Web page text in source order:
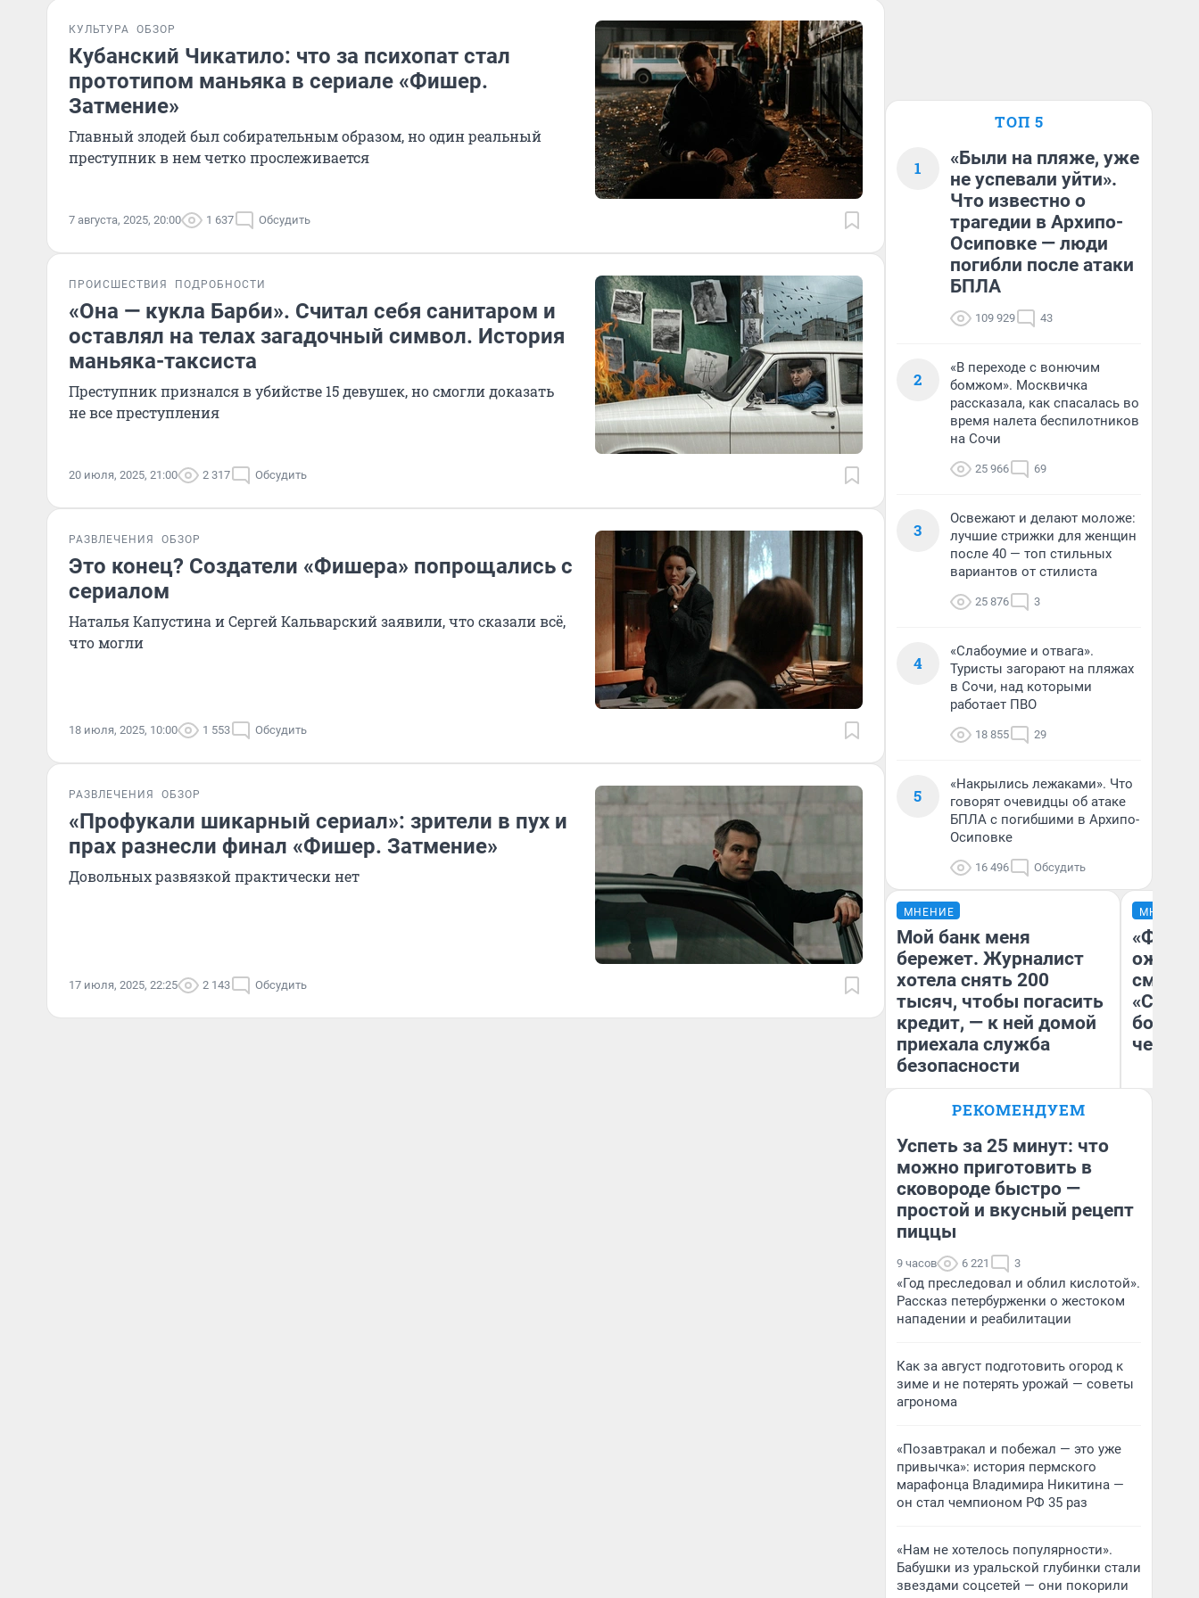
КУЛЬТУРА ОБЗОР
Кубанский Чикатило: что за психопат стал
прототипом маньяка в сериале «Фишер.
Затмение»
Главный злодей был собирательным образом, но один реальный
преступник в нем четко прослеживается
7 августа, 2025, 20:00 1 637 Обсудить
ПРОИСШЕСТВИЯ ПОДРОБНОСТИ
«Она — кукла Барби». Считал себя санитаром и
оставлял на телах загадочный символ. История
маньяка-таксиста
Преступник признался в убийстве 15 девушек, но смогли доказать
не все преступления
20 июля, 2025, 21:00 2 317 Обсудить
РАЗВЛЕЧЕНИЯ ОБЗОР
Это конец? Создатели «Фишера» попрощались с
сериалом
Наталья Капустина и Сергей Кальварский заявили, что сказали всё,
что могли
18 июля, 2025, 10:00 1 553 Обсудить
РАЗВЛЕЧЕНИЯ ОБЗОР
«Профукали шикарный сериал»: зрители в пух и
прах разнесли финал «Фишер. Затмение»
Довольных развязкой практически нет
17 июля, 2025, 22:25 2 143 Обсудить
ТОП 5
1
«Были на пляже, уже
не успевали уйти».
Что известно о
трагедии в Архипо-
Осиповке — люди
погибли после атаки
БПЛА
109 929 43
2
«В переходе с вонючим
бомжом». Москвичка
рассказала, как спасалась во
время налета беспилотников
на Сочи
25 966 69
3
Освежают и делают моложе:
лучшие стрижки для женщин
после 40 — топ стильных
вариантов от стилиста
25 876 3
4
«Слабоумие и отвага».
Туристы загорают на пляжах
в Сочи, над которыми
работает ПВО
18 855 29
5
«Накрылись лежаками». Что
говорят очевидцы об атаке
БПЛА с погибшими в Архипо-
Осиповке
16 496 Обсудить
МНЕНИЕ
Мой банк меня
бережет. Журналист
хотела снять 200
тысяч, чтобы погасить
кредит, — к ней домой
приехала служба
безопасности
Ксения Владимирская
МНЕНИЕ
РЕКОМЕНДУЕМ
Успеть за 25 минут: что
можно приготовить в
сковороде быстро —
простой и вкусный рецепт
пиццы
9 часов 6 221 3
«Год преследовал и облил кислотой».
Рассказ петербурженки о жестоком
нападении и реабилитации
Как за август подготовить огород к
зиме и не потерять урожай — советы
агронома
«Позавтракал и побежал — это уже
привычка»: история пермского
марафонца Владимира Никитина —
он стал чемпионом РФ 35 раз
«Нам не хотелось популярности».
Бабушки из уральской глубинки стали
звездами соцсетей — они покорили